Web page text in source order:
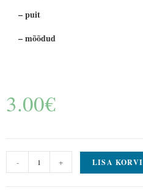
– puit
– mõõdud
3.00€
- + LISA KORVI